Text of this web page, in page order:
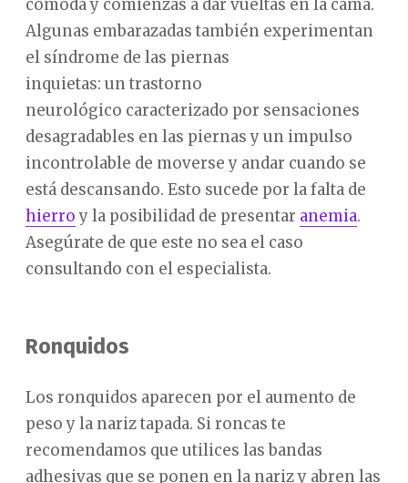
cómoda y comienzas a dar vueltas en la cama.
Algunas embarazadas también experimentan
el síndrome de las piernas
inquietas: un trastorno
neurológico caracterizado por sensaciones
desagradables en las piernas y un impulso
incontrolable de moverse y andar cuando se
está descansando. Esto sucede por la falta de
hierroy la posibilidad de presentar anemia.
Asegúrate de que este no sea el caso
consultando con el especialista.
Ronquidos
Los ronquidos aparecen por el aumento de
peso y la nariz tapada. Si roncas te
recomendamos que utilices las bandas
adhesivas que se ponen en la nariz y abren las